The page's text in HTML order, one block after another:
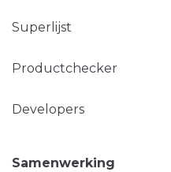
Superlijst
Productchecker
Developers
Samenwerking